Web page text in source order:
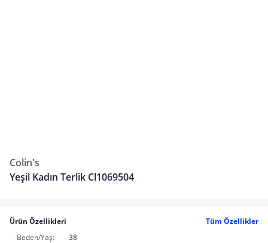
Colin's
Yeşil Kadın Terlik Cl1069504
Ürün Özellikleri
Tüm Özellikler
Beden/Yaş:
38